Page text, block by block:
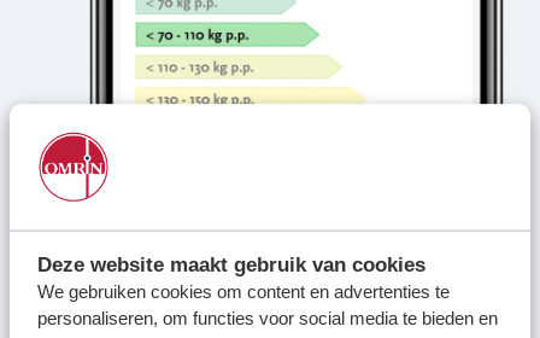
Deze website maakt gebruik van cookies
We gebruiken cookies om content en advertenties te
personaliseren, om functies voor social media te bieden en